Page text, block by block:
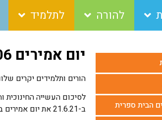
להורה לתלמיד
הבית ספרית
יום אמירים 21.06
הורים ותלמידים יקרים
לסיכום העשייה החינוכית
ב-21.6.21 את יום אמירים בכיתות ד'- ו'.